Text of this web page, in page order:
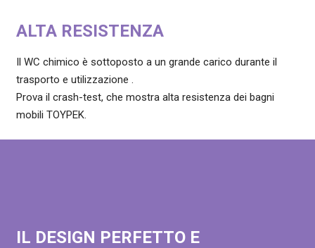
ALTA RESISTENZA
Il WC chimico è sottoposto a un grande carico durante il
trasporto e utilizzazione .
Prova il crash-test, che mostra alta resistenza dei bagni
mobili TOYPEK.
IL DESIGN PERFETTO E